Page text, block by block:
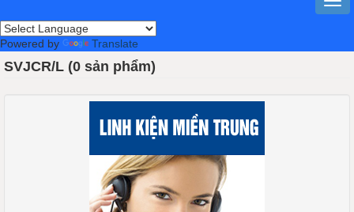
Powered by Translate
SVJCR/L (0 sản phẩm)